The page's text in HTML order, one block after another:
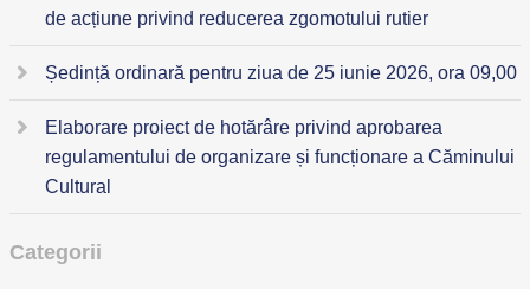
de acțiune privind reducerea zgomotului rutier
Ședință ordinară pentru ziua de 25 iunie 2026, ora 09,00
Elaborare proiect de hotărâre privind aprobarea
regulamentului de organizare și funcționare a Căminului
Cultural
Categorii